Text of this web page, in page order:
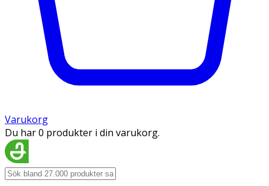
Varukorg
Du har 0 produkter i din varukorg.